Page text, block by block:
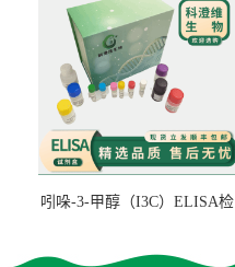
吲哚-3-甲醇（I3C）ELISA检